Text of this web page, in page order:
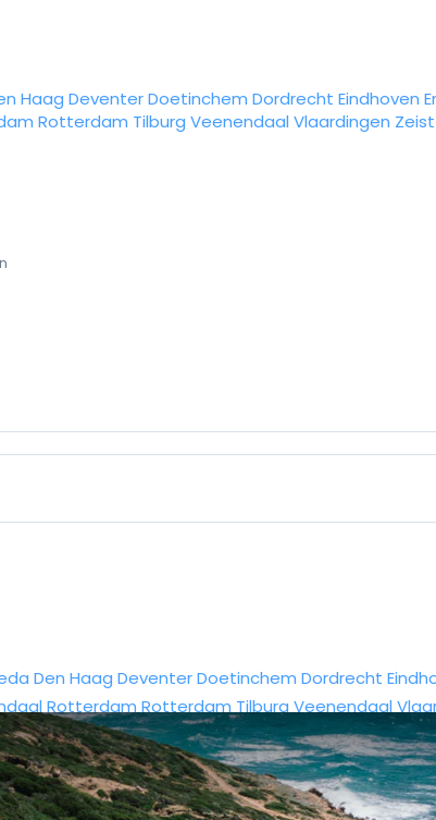
Haag DeventerDoetinchem Dordrecht Eindhoven
Rotterdam Tilburg Veenendaal Vlaardingen Zeist
Den Haag DeventerDoetinchem Dordrecht
Rotterdam Rotterdam Tilburg Veenendaal